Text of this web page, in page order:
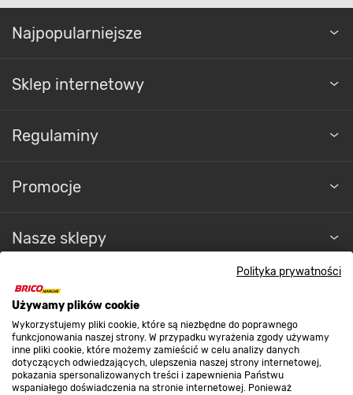
Polityka prywatności
Używamy plików cookie
Wykorzystujemy pliki cookie, które są niezbędne do poprawnego
funkcjonowania naszej strony. W przypadku wyrażenia zgody używamy
inne pliki cookie, które możemy zamieścić w celu analizy danych
dotyczących odwiedzających, ulepszenia naszej strony internetowej,
pokazania spersonalizowanych treści i zapewnienia Państwu
wspaniałego doświadczenia na stronie internetowej. Ponieważ
Najpopularniejsze
Sklep internetowy
Regulaminy
Promocje
Nasze sklepy
O nas
Kontakt do sklepu